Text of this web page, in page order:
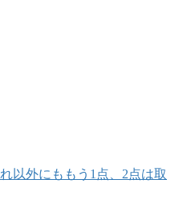
以外にももう1点、2点は取